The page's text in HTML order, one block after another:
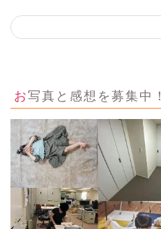
お写真と感想を募集中！